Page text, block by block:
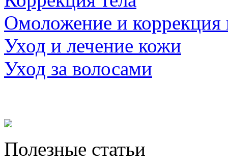
Омоложение и коррекция
Уход и лечение кожи
Уход за волосами
Полезные статьи